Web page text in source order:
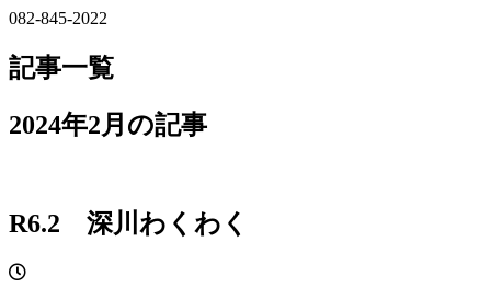
082-845-2022
記事一覧
2024年2月の記事
R6.2 深川わくわく